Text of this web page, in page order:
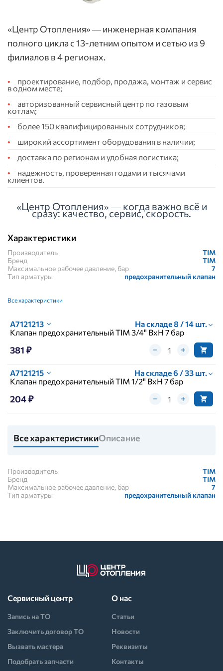
«Центр Отопления» — инженерная компания
полного цикла с 13-летним опытом и сетью из 9
филиалов в 4 регионах.
проектирование, подбор, продажа, монтаж и сервис
в одном месте;
авторизованный сервисный центр по газовым
котлам;
более 150 квалифицированных сотрудников;
широкий ассортимент оборудования в наличии;
доставка по регионам и удобная логистика;
надежность, проверенная годами и тысячами
клиентов.
«Центр Отопления» — когда важно всё и
сразу: качество, сервис, скорость.
Характеристики
Производитель
TIM
Бренд
TIM
Максимальное рабочее давление, бар
7
Тип арматуры
предохранительный клапан
Все характеристики
А7121213
На складе 8 / 14 шт.
Клапан предохранительный TIM 3/4" ВхН 7 бар
381 ₽
А7121215
На складе 6 / 33 шт.
Клапан предохранительный TIM 1/2" ВхН 7 бар
204 ₽
Все характеристикиОписание
Производитель
TIM
Бренд
TIM
Максимальное рабочее давление, бар
7
Тип арматуры
предохранительный клапан
Сервисный центр
Запись на ТО
Заключить договор ТО
Вызвать мастера
Подобрать запчасти
О нас
Статьи
Новости
Реквизиты
Контакты